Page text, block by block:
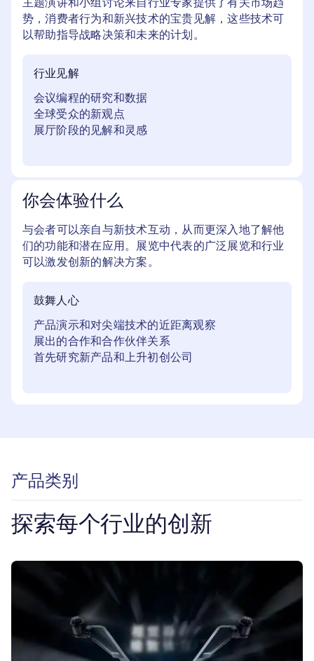
主题演讲和小组讨论来自行业专家提供了有关市场趋
势，消费者行为和新兴技术的宝贵见解，这些技术可
以帮助指导战略决策和未来的计划。
行业见解
会议编程的研究和数据
全球受众的新观点
展厅阶段的见解和灵感
你会体验什么
与会者可以亲自与新技术互动，从而更深入地了解他
们的功能和潜在应用。展览中代表的广泛展览和行业
可以激发创新的解决方案。
鼓舞人心
产品演示和对尖端技术的近距离观察
展出的合作和合作伙伴关系
首先研究新产品和上升初创公司
产品类别
探索每个行业的创新